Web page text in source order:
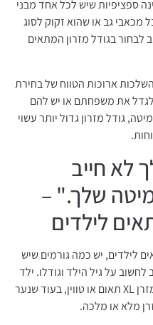
ספציפיות שיש לכל אחד מבני
מכאבי גב או שהוא זקוק לסוג
לבחור בגודל מזרון המתאים
ארוכות הטווח של בחירת
את משפחתם או יש להם
גודל מזרון גדול יותר עשוי
לא חייב
שלך." –
לילדים
לילדים, יש כמה גורמים שיש
על גיל הילד וגודלו. ילד
צעיר יותר עשוי להיות נוח לחלוטין במזרן XL תאום או טווין, בעוד שנער
מלא או מלכה.